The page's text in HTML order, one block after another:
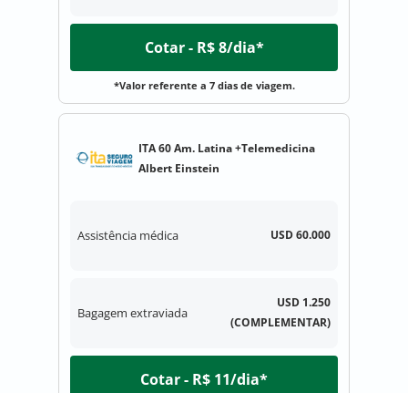
Cotar - R$ 8/dia*
*Valor referente a 7 dias de viagem.
ITA 60 Am. Latina +Telemedicina
Albert Einstein
Assistência médica USD 60.000
Bagagem extraviada
USD 1.250
(COMPLEMENTAR)
Cotar - R$ 11/dia*